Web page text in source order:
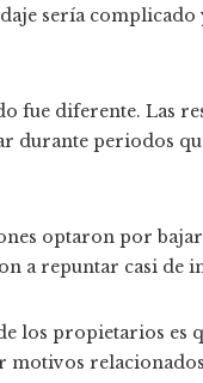
sería
fue diferente. Las
durante periodos
optaron por
a repuntar casi
los propietarios es
motivos